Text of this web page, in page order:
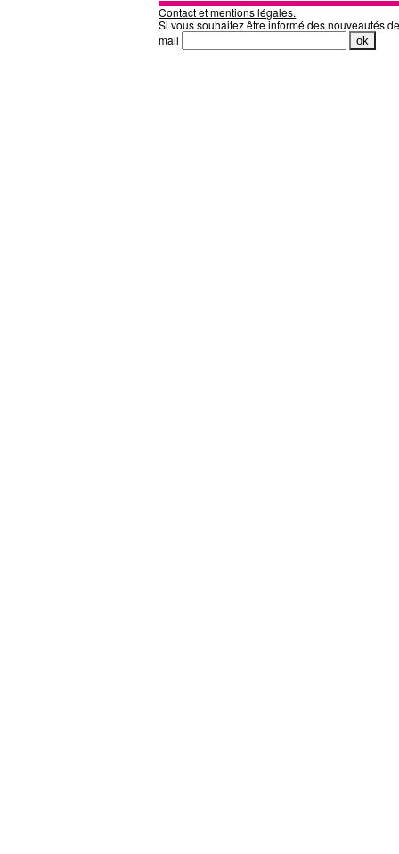
Contact et mentions légales.
Si vous souhaitez être informé des nouveautés
mail